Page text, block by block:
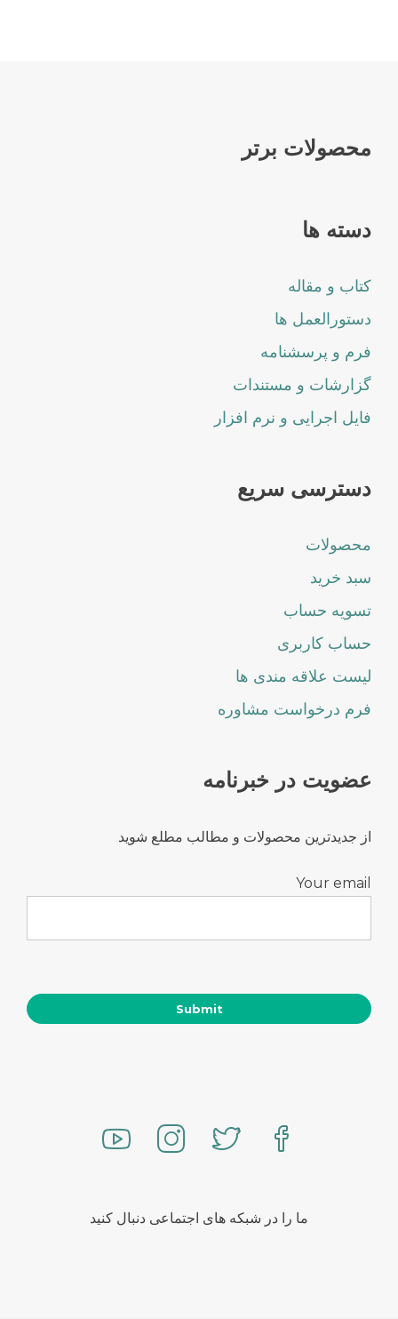
محصولات برتر
دسته ها
کتاب و مقاله
دستورالعمل ها
فرم و پرسشنامه
گزارشات و مستندات
فایل اجرایی و نرم افزار
دسترسی سریع
محصولات
سبد خرید
تسویه حساب
حساب کاربری
لیست علاقه مندی ها
فرم درخواست مشاوره
عضویت در خبرنامه
از جدیدترین محصولات و مطالب مطلع شوید
Your email
ما را در شبکه های اجتماعی دنبال کنید